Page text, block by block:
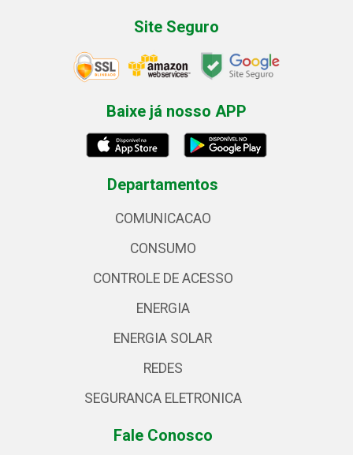
Site Seguro
Baixe já nosso APP
Departamentos
COMUNICACAO
CONSUMO
CONTROLE DE ACESSO
ENERGIA
ENERGIA SOLAR
REDES
SEGURANCA ELETRONICA
Fale Conosco